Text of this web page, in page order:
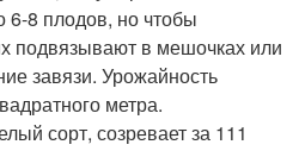
6-8 плодов, но чтобы
подвязывают в мешочках или
завязи. Урожайность
метра.
сорт, созревает за 111